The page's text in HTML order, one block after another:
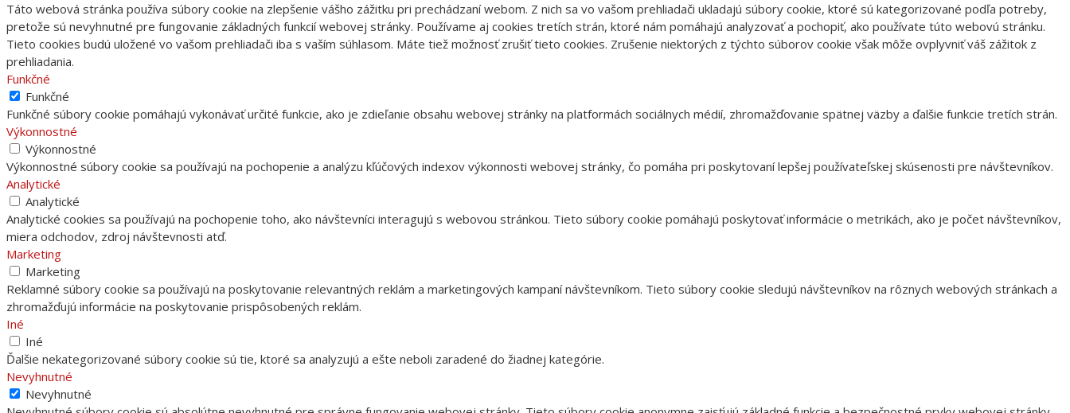
Táto webová stránka používa súbory cookie na zlepšenie vášho zážitku pri prechádzaní webom. Z nich sa vo vašom prehliadači ukladajú súbory cookie, ktoré sú kategorizované podľa potreby,
pretože sú nevyhnutné pre fungovanie základných funkcií webovej stránky. Používame aj cookies tretích strán, ktoré nám pomáhajú analyzovať a pochopiť, ako používate túto webovú stránku.
Tieto cookies budú uložené vo vašom prehliadači iba s vaším súhlasom. Máte tiež možnosť zrušiť tieto cookies. Zrušenie niektorých z týchto súborov cookie však môže ovplyvniť váš zážitok z
prehliadania.
Funkčné
Funkčné
Funkčné súbory cookie pomáhajú vykonávať určité funkcie, ako je zdieľanie obsahu webovej stránky na platformách sociálnych médií, zhromažďovanie spätnej väzby a ďalšie funkcie tretích strán.
Výkonnostné
Výkonnostné
Výkonnostné súbory cookie sa používajú na pochopenie a analýzu kľúčových indexov výkonnosti webovej stránky, čo pomáha pri poskytovaní lepšej používateľskej skúsenosti pre návštevníkov.
Analytické
Analytické
Analytické cookies sa používajú na pochopenie toho, ako návštevníci interagujú s webovou stránkou. Tieto súbory cookie pomáhajú poskytovať informácie o metrikách, ako je počet návštevníkov,
miera odchodov, zdroj návštevnosti atď.
Marketing
Marketing
Reklamné súbory cookie sa používajú na poskytovanie relevantných reklám a marketingových kampaní návštevníkom. Tieto súbory cookie sledujú návštevníkov na rôznych webových stránkach a
zhromažďujú informácie na poskytovanie prispôsobených reklám.
Iné
Iné
Ďalšie nekategorizované súbory cookie sú tie, ktoré sa analyzujú a ešte neboli zaradené do žiadnej kategórie.
Nevyhnutné
Nevyhnutné